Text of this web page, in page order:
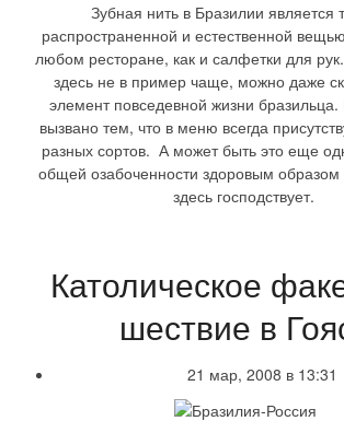
Зубная нить в Бразилии является
распространенной и естественной
любом ресторане, как и салфетки для
здесь не в пример чаще, можно даже
элемент повседевной жизни
вызвано тем, что в меню всегда
разных сортов. А может быть это еще
общей озабоченности здоровым образом
здесь господствует.
Католическое
шествие в
21 мар, 2008 в 13:31